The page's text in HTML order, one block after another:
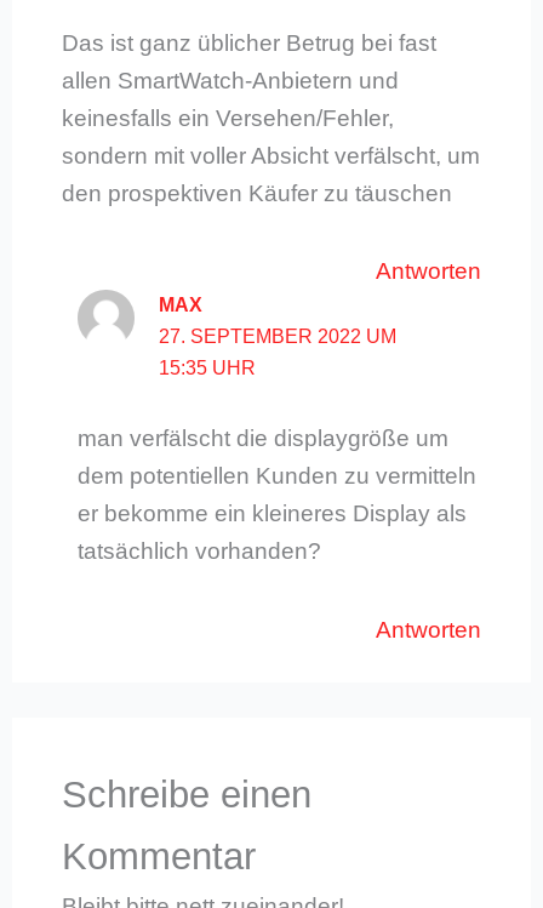
Das ist ganz üblicher Betrug bei fast
allen SmartWatch-Anbietern und
keinesfalls ein Versehen/Fehler,
sondern mit voller Absicht verfälscht, um
den prospektiven Käufer zu täuschen
Antworten
MAX
27. SEPTEMBER 2022 UM
15:35 UHR
man verfälscht die displaygröße um
dem potentiellen Kunden zu vermitteln
er bekomme ein kleineres Display als
tatsächlich vorhanden?
Antworten
Schreibe einen
Kommentar